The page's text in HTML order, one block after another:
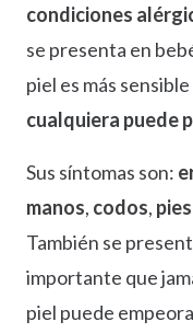
condiciones
se presenta en
piel es más
cualquiera puede
Sus síntomas son:
manos, codos, pies
También se
importante que
piel puede